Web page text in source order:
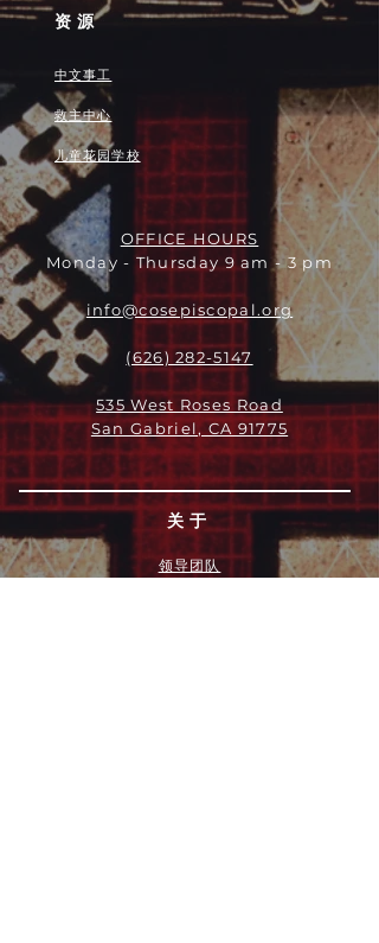
资源
中文事工
救主中心
儿童花园学校
OFFICE HOURS
Monday - Thursday 9 am - 3 pm
info@cosepiscopal.org
(626) 282-5147
535 West Roses Road
San Gabriel, CA 91775
关于
领导团队